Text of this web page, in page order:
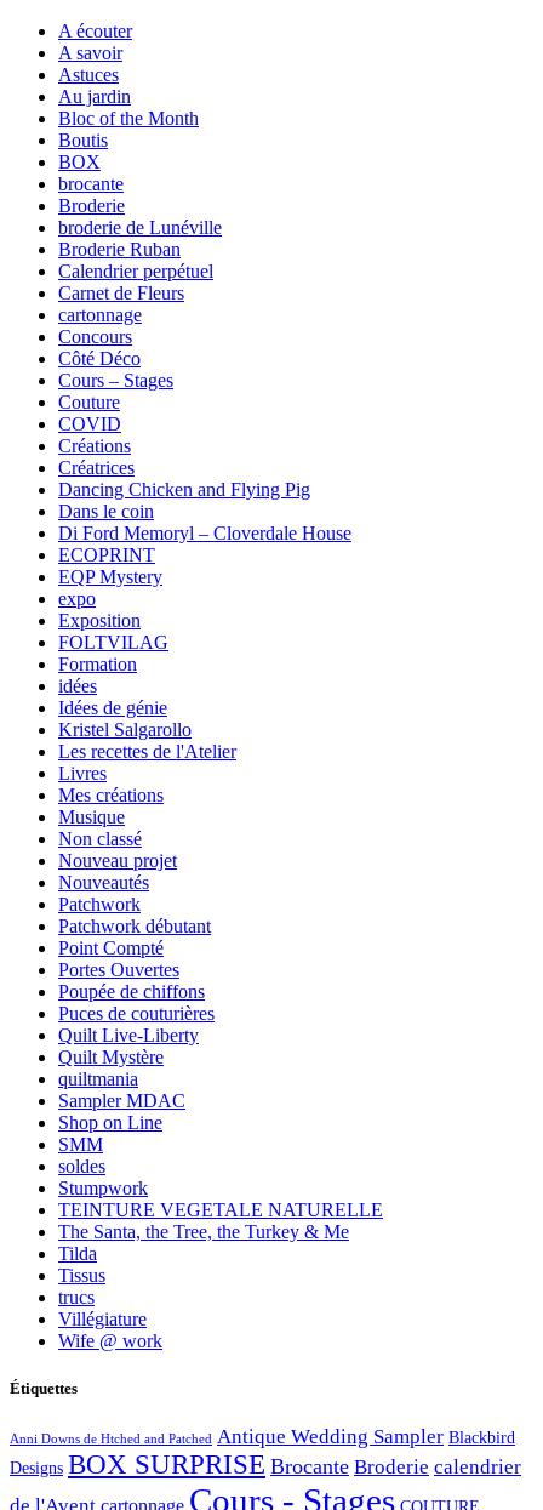
A écouter
A savoir
Astuces
Au jardin
Bloc of the Month
Boutis
BOX
brocante
Broderie
broderie de Lunéville
Broderie Ruban
Calendrier perpétuel
Carnet de Fleurs
cartonnage
Concours
Côté Déco
Cours – Stages
Couture
COVID
Créations
Créatrices
Dancing Chicken and Flying Pig
Dans le coin
Di Ford Memoryl – Cloverdale House
ECOPRINT
EQP Mystery
expo
Exposition
FOLTVILAG
Formation
idées
Idées de génie
Kristel Salgarollo
Les recettes de l'Atelier
Livres
Mes créations
Musique
Non classé
Nouveau projet
Nouveautés
Patchwork
Patchwork débutant
Point Compté
Portes Ouvertes
Poupée de chiffons
Puces de couturières
Quilt Live-Liberty
Quilt Mystère
quiltmania
Sampler MDAC
Shop on Line
SMM
soldes
Stumpwork
TEINTURE VEGETALE NATURELLE
The Santa, the Tree, the Turkey & Me
Tilda
Tissus
trucs
Villégiature
Wife @ work
Étiquettes
Anni Downs de Htched and Patched Antique Wedding Sampler Blackbird
Designs BOX SURPRISE Brocante Broderie calendrier
Cours - Stages